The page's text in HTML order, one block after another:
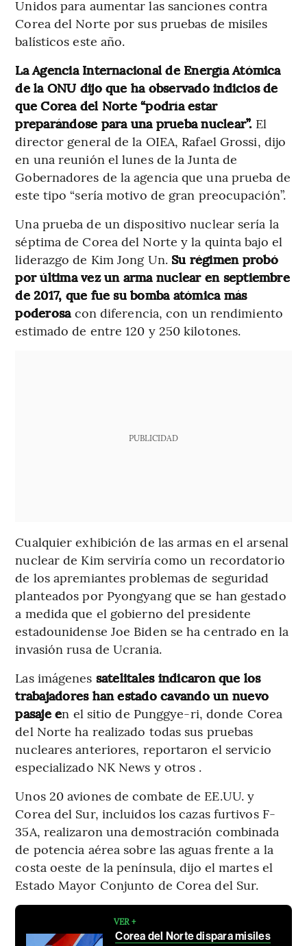
Unidos para aumentar las sanciones contra
Corea del Norte por sus pruebas de misiles
balísticos este año.
La Agencia Internacional de Energía Atómica
de la ONU dijo que ha observado indicios de
que Corea del Norte “podría estar
preparándose para una prueba nuclear”. El
director general de la OIEA, Rafael Grossi, dijo
en una reunión el lunes de la Junta de
Gobernadores de la agencia que una prueba de
este tipo “sería motivo de gran preocupación”.
Una prueba de un dispositivo nuclear sería la
séptima de Corea del Norte y la quinta bajo el
liderazgo de Kim Jong Un. Su régimen probó
por última vez un arma nuclear en septiembre
de 2017, que fue su bomba atómica más
poderosa con diferencia, con un rendimiento
estimado de entre 120 y 250 kilotones.
PUBLICIDAD
Cualquier exhibición de las armas en el arsenal
nuclear de Kim serviría como un recordatorio
de los apremiantes problemas de seguridad
planteados por Pyongyang que se han gestado
a medida que el gobierno del presidente
estadounidense Joe Biden se ha centrado en la
invasión rusa de Ucrania.
Las imágenes satelitales indicaron que los
trabajadores han estado cavando un nuevo
pasaje en el sitio de Punggye-ri, donde Corea
del Norte ha realizado todas sus pruebas
nucleares anteriores, reportaron el servicio
especializado NK News y otros .
Unos 20 aviones de combate de EE.UU. y
Corea del Sur, incluidos los cazas furtivos F-
35A, realizaron una demostración combinada
de potencia aérea sobre las aguas frente a la
costa oeste de la península, dijo el martes el
Estado Mayor Conjunto de Corea del Sur.
VER +
Corea del Norte dispara misiles